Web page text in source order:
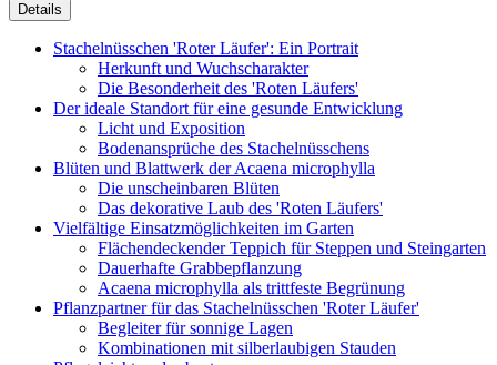
Details
Stachelnüsschen 'Roter Läufer': Ein Portrait
Herkunft und Wuchscharakter
Die Besonderheit des 'Roten Läufers'
Der ideale Standort für eine gesunde Entwicklung
Licht und Exposition
Bodenansprüche des Stachelnüsschens
Blüten und Blattwerk der Acaena microphylla
Die unscheinbaren Blüten
Das dekorative Laub des 'Roten Läufers'
Vielfältige Einsatzmöglichkeiten im Garten
Flächendeckender Teppich für Steppen und Steingarten
Dauerhafte Grabbepflanzung
Acaena microphylla als trittfeste Begrünung
Pflanzpartner für das Stachelnüsschen 'Roter Läufer'
Begleiter für sonnige Lagen
Kombinationen mit silberlaubigen Stauden